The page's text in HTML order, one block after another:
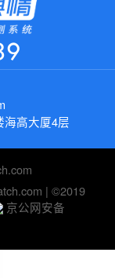
高大厦4层
| ©2019
京公网安备